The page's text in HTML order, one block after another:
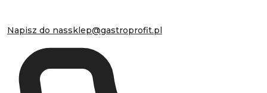
Napisz do nassklep@gastroprofit.pl